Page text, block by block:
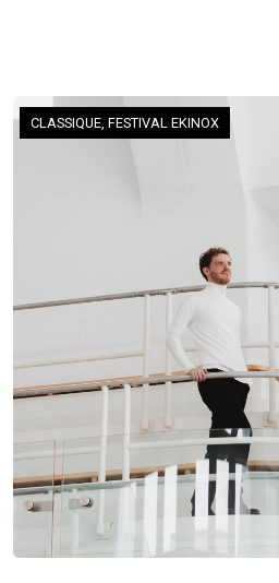
CLASSIQUE, FESTIVAL EKINOX